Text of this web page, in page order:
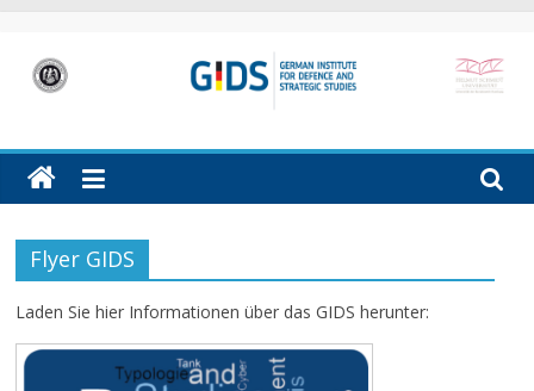
contentGIDS
German
Institute
Defence
and
Strategic
(GIDS)
Flyer GIDS
Laden Sie hier Informationen über das GIDS herunter: